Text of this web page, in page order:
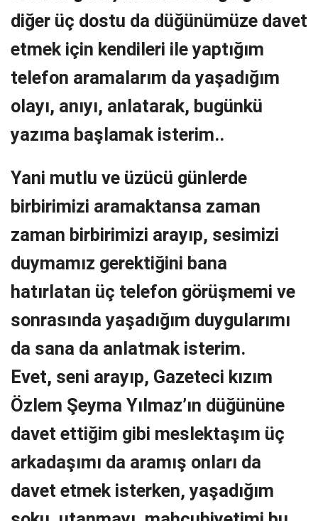
diğer üç dostu da düğünümüze davet
etmek için kendileri ile yaptığım
telefon aramalarım da yaşadığım
olayı, anıyı, anlatarak, bugünkü
yazıma başlamak isterim..
Yani mutlu ve üzücü günlerde
birbirimizi aramaktansa zaman
zaman birbirimizi arayıp, sesimizi
duymamız gerektiğini bana
hatırlatan üç telefon görüşmemi ve
sonrasında yaşadığım duygularımı
da sana da anlatmak isterim.
Evet, seni arayıp, Gazeteci kızım
Özlem Şeyma Yılmaz’ın düğününe
davet ettiğim gibi meslektaşım üç
arkadaşımı da aramış onları da
davet etmek isterken, yaşadığım